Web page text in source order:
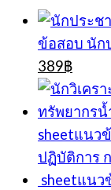
ข้อสอบ นัก
Original
price
was:
399฿.
389฿
price
is:
389฿.
sheetแนว
ปฏิบัติการ
sheetแนว